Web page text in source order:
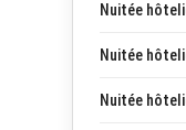
Nuitée
Nuitée
Nuitée